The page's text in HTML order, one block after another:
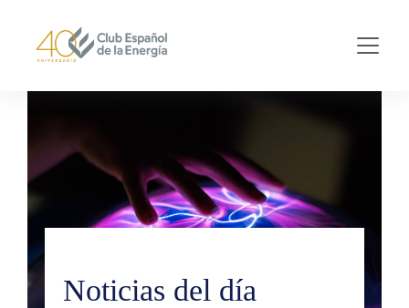
Noticias del día